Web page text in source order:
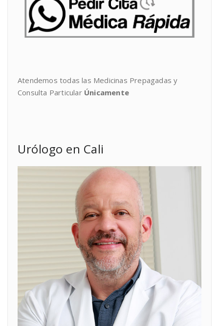
Atendemos todas las Medicinas Prepagadas y
Consulta Particular Únicamente
Urólogo en Cali